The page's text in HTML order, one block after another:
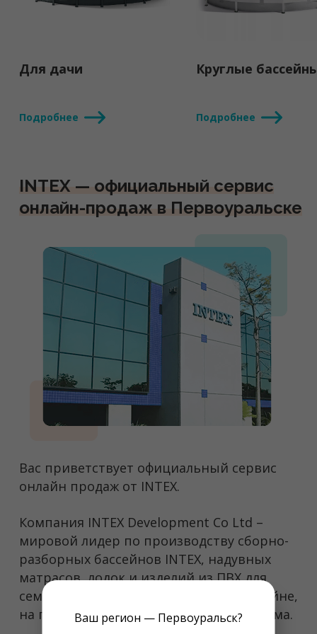
Ваш регион — Первоуральск?
Для дачи
Подробнее
Круглые
Подробнее
INTEX — официальный сервис
онлайн-продаж в Первоуральске
Вас приветствует официальный сервис
онлайн продаж от INTEX.
Компания INTEX Development Co Ltd –
мировой лидер по производству сборно-
разборных бассейнов INTEX, надувных
матрасов, лодок и изделий из ПВХ для
семейного и активного отдыха в бассейне,
на природе, за городом на даче или дома.